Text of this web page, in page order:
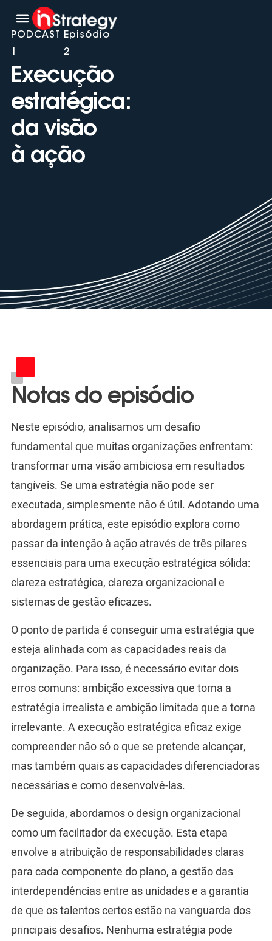
PODCAST
Episódio
2
Execução
estratégica:
da visão
à ação
Notas do episódio
Neste episódio, analisamos um desafio
fundamental que muitas organizações enfrentam:
transformar uma visão ambiciosa em resultados
tangíveis. Se uma estratégia não pode ser
executada, simplesmente não é útil. Adotando uma
abordagem prática, este episódio explora como
passar da intenção à ação através de três pilares
essenciais para uma execução estratégica sólida:
clareza estratégica, clareza organizacional e
sistemas de gestão eficazes.
O ponto de partida é conseguir uma estratégia que
esteja alinhada com as capacidades reais da
organização. Para isso, é necessário evitar dois
erros comuns: ambição excessiva que torna a
estratégia irrealista e ambição limitada que a torna
irrelevante. A execução estratégica eficaz exige
compreender não só o que se pretende alcançar,
mas também quais as capacidades diferenciadoras
necessárias e como desenvolvê-las.
De seguida, abordamos o design organizacional
como um facilitador da execução. Esta etapa
envolve a atribuição de responsabilidades claras
para cada componente do plano, a gestão das
interdependências entre as unidades e a garantia
de que os talentos certos estão na vanguarda dos
principais desafios. Nenhuma estratégia pode